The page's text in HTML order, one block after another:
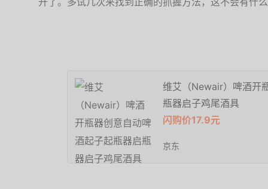
维艾（Newair）啤酒开
瓶器启子鸡尾酒具
闪购价17.9元
京东